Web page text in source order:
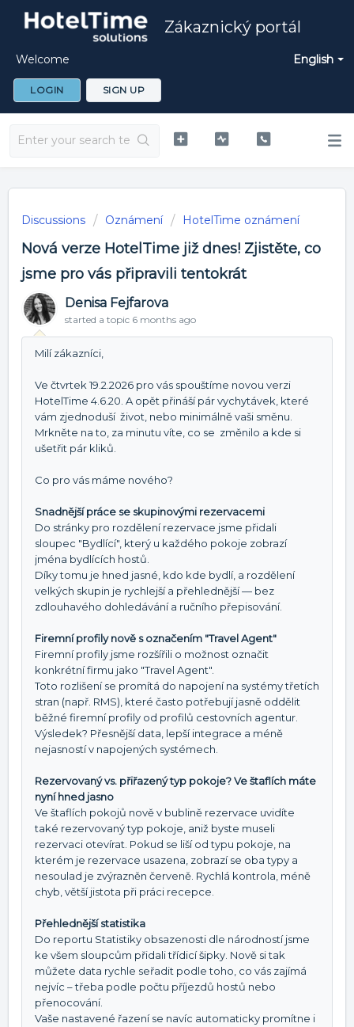
Zákaznický portál
English
Welcome
LOGIN SIGN UP
Discussions Oznámení HotelTime oznámení
Nová verze HotelTime již dnes! Zjistěte, co
jsme pro vás připravili tentokrát
Denisa Fejfarova
started a topic 6 months ago
Milí zákazníci,
Ve čtvrtek 19.2.2026 pro vás spouštíme novou verzi
HotelTime 4.6.20. A opět přináší pár vychytávek, které
vám zjednoduší život, nebo minimálně vaši směnu.
Mrkněte na to, za minutu víte, co se změnilo a kde si
ušetřit pár kliků.
Co pro vás máme nového?
Snadnější práce se skupinovými rezervacemi
Do stránky pro rozdělení rezervace jsme přidali
sloupec "Bydlící", který u každého pokoje zobrazí
jména bydlících hostů.
Díky tomu je hned jasné, kdo kde bydlí, a rozdělení
velkých skupin je rychlejší a přehlednější — bez
zdlouhavého dohledávání a ručního přepisování.
Firemní profily nově s označením "Travel Agent"
Firemní profily jsme rozšířili o možnost označit
konkrétní firmu jako "Travel Agent".
Toto rozlišení se promítá do napojení na systémy třetích
stran (např. RMS), které často potřebují jasně oddělit
běžné firemní profily od profilů cestovních agentur.
Výsledek? Přesnější data, lepší integrace a méně
nejasností v napojených systémech.
Rezervovaný vs. přiřazený typ pokoje? Ve štaflích máte
nyní hned jasno
Ve štaflích pokojů nově v bublině rezervace uvidíte
také rezervovaný typ pokoje, aniž byste museli
rezervaci otevírat. Pokud se liší od typu pokoje, na
kterém je rezervace usazena, zobrazí se oba typy a
nesoulad je zvýrazněn červeně. Rychlá kontrola, méně
chyb, větší jistota při práci recepce.
Přehlednější statistika
Do reportu Statistiky obsazenosti dle národností jsme
ke všem sloupcům přidali třídicí šipky. Nově si tak
můžete data rychle seřadit podle toho, co vás zajímá
nejvíc – třeba podle počtu příjezdů hostů nebo
přenocování.
Vaše nastavené řazení se navíc automaticky promítne i